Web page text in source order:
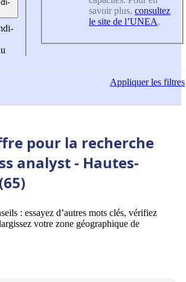
savoir plus, consultez
le site de l’UNEA.
Appliquerles filtres
pour la recherche
analyst - Hautes-
: essayez d’autres mots clés, vérifiez
votre zone géographique de